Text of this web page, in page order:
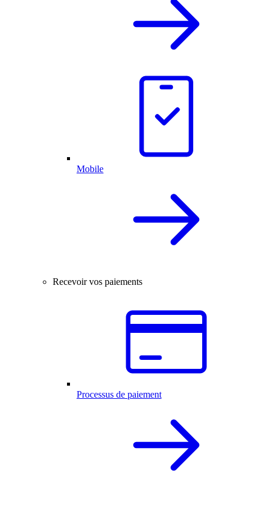
Mobile
Recevoir vos paiements
Processus de paiement